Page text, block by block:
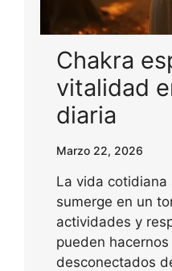
Chakra
vitalidad
diaria
Marzo 22, 2026
La vida cotidiana
sumerge en un
actividades y
pueden
desconectados